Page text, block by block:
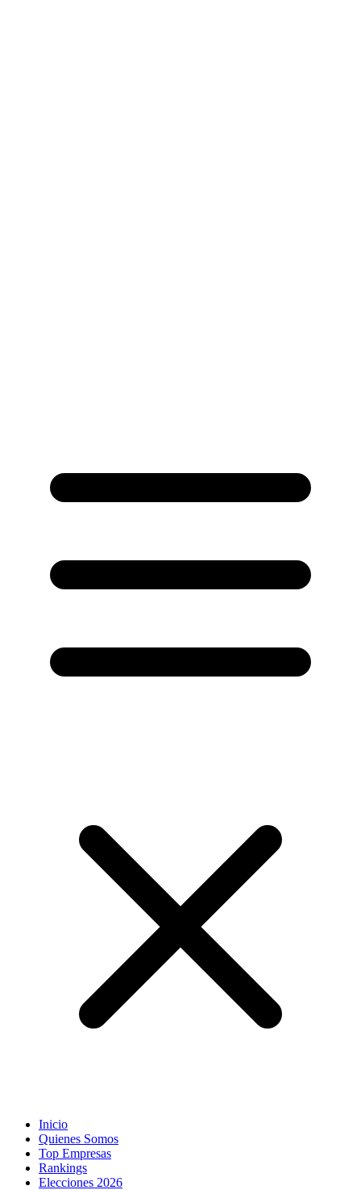
Inicio
Quienes Somos
Top Empresas
Rankings
Elecciones 2026